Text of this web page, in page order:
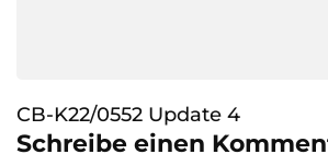
CB-K22/0552 Update 4
Schreibe einen